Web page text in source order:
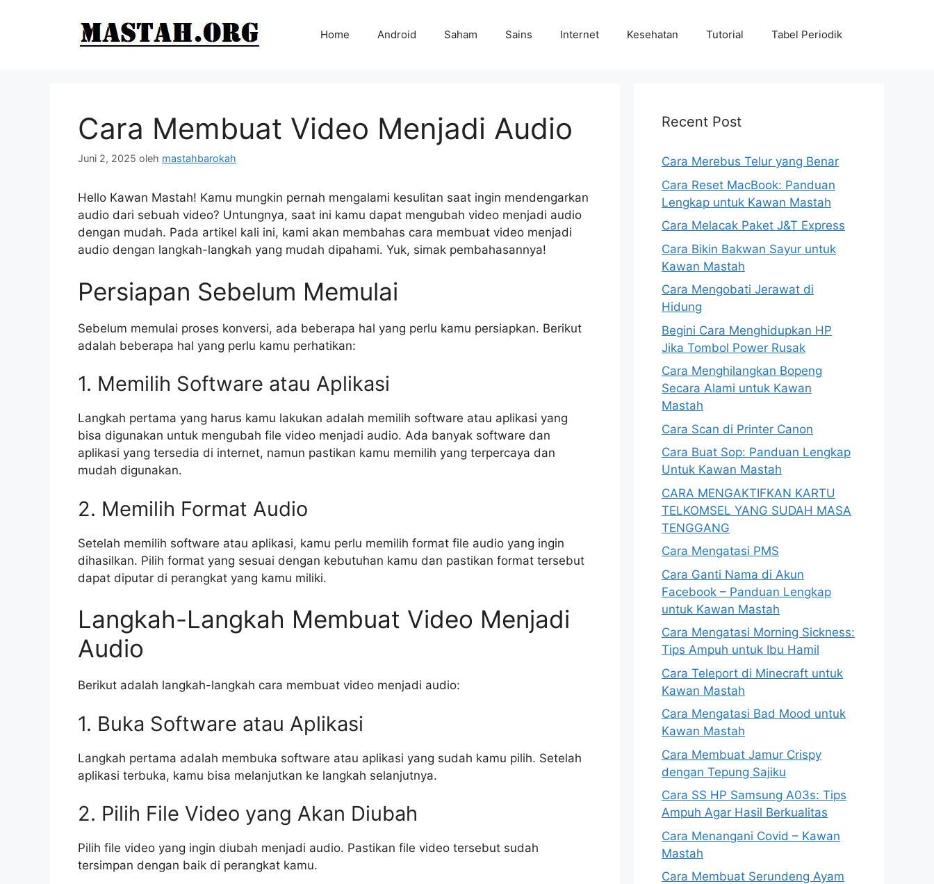
Home Android Saham Sains Internet Kesehatan Tutorial Tabel Periodik
Cara Membuat Video Menjadi Audio
Juni 2, 2025 oleh mastahbarokah
Hello Kawan Mastah! Kamu mungkin pernah mengalami kesulitan saat ingin mendengarkan
audio dari sebuah video? Untungnya, saat ini kamu dapat mengubah video menjadi audio
dengan mudah. Pada artikel kali ini, kami akan membahas cara membuat video menjadi
audio dengan langkah-langkah yang mudah dipahami. Yuk, simak pembahasannya!
Persiapan Sebelum Memulai
Sebelum memulai proses konversi, ada beberapa hal yang perlu kamu persiapkan. Berikut
adalah beberapa hal yang perlu kamu perhatikan:
1. Memilih Software atau Aplikasi
Langkah pertama yang harus kamu lakukan adalah memilih software atau aplikasi yang
bisa digunakan untuk mengubah file video menjadi audio. Ada banyak software dan
aplikasi yang tersedia di internet, namun pastikan kamu memilih yang terpercaya dan
mudah digunakan.
2. Memilih Format Audio
Setelah memilih software atau aplikasi, kamu perlu memilih format file audio yang ingin
dihasilkan. Pilih format yang sesuai dengan kebutuhan kamu dan pastikan format tersebut
dapat diputar di perangkat yang kamu miliki.
Langkah-Langkah Membuat Video Menjadi
Audio
Berikut adalah langkah-langkah cara membuat video menjadi audio:
1. Buka Software atau Aplikasi
Langkah pertama adalah membuka software atau aplikasi yang sudah kamu pilih. Setelah
aplikasi terbuka, kamu bisa melanjutkan ke langkah selanjutnya.
2. Pilih File Video yang Akan Diubah
Pilih file video yang ingin diubah menjadi audio. Pastikan file video tersebut sudah
tersimpan dengan baik di perangkat kamu.
Recent Post
Cara Merebus Telur yang Benar
Cara Reset MacBook: Panduan
Lengkap untuk Kawan Mastah
Cara Melacak Paket J&T Express
Cara Bikin Bakwan Sayur untuk
Kawan Mastah
Cara Mengobati Jerawat di
Hidung
Begini Cara Menghidupkan HP
Jika Tombol Power Rusak
Cara Menghilangkan Bopeng
Secara Alami untuk Kawan
Mastah
Cara Scan di Printer Canon
Cara Buat Sop: Panduan Lengkap
Untuk Kawan Mastah
CARA MENGAKTIFKAN KARTU
TELKOMSEL YANG SUDAH MASA
TENGGANG
Cara Mengatasi PMS
Cara Ganti Nama di Akun
Facebook – Panduan Lengkap
untuk Kawan Mastah
Cara Mengatasi Morning Sickness:
Tips Ampuh untuk Ibu Hamil
Cara Teleport di Minecraft untuk
Kawan Mastah
Cara Mengatasi Bad Mood untuk
Kawan Mastah
Cara Membuat Jamur Crispy
dengan Tepung Sajiku
Cara SS HP Samsung A03s: Tips
Ampuh Agar Hasil Berkualitas
Cara Menangani Covid – Kawan
Mastah
Cara Membuat Serundeng Ayam